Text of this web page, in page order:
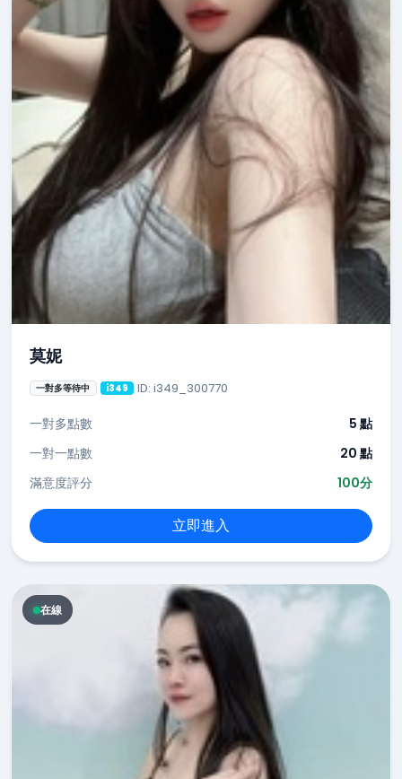
莫妮
一對多等待中 i349 ID: i349_300770
一對多點數
5 點
一對一點數
20 點
滿意度評分
100分
立即進入
在線